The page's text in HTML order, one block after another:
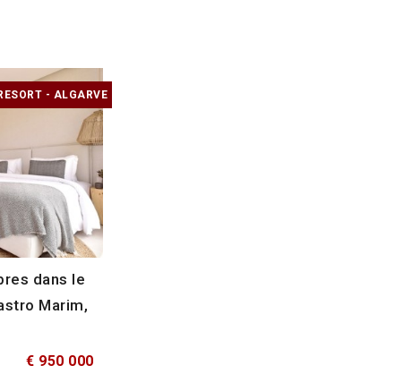
- ALGARVE
dans le
Marim,
€ 950 000